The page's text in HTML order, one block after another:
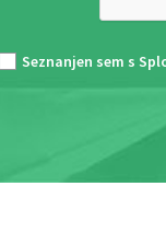
Seznanjen sem s